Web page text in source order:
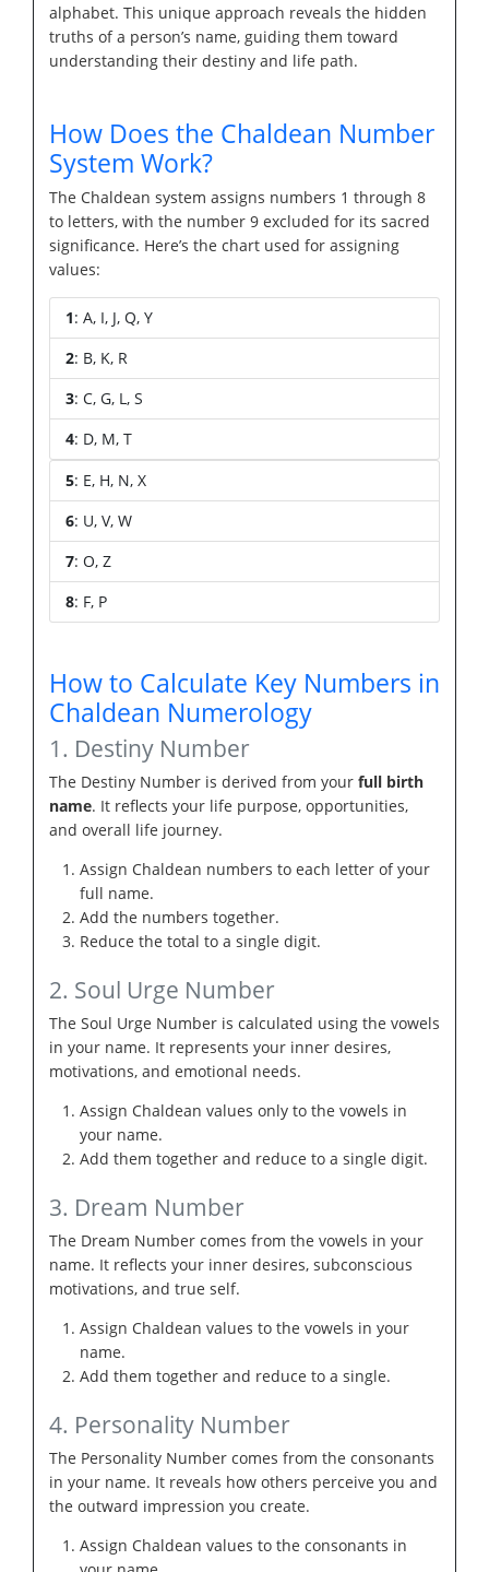
alphabet. This unique approach reveals the hidden
truths of a person’s name, guiding them toward
understanding their destiny and life path.
How Does the Chaldean Number
System Work?
The Chaldean system assigns numbers 1 through 8
to letters, with the number 9 excluded for its sacred
significance. Here’s the chart used for assigning
values:
1: A, I, J, Q, Y
2: B, K, R
3: C, G, L, S
4: D, M, T
5: E, H, N, X
6: U, V, W
7: O, Z
8: F, P
How to Calculate Key Numbers in
Chaldean Numerology
1. Destiny Number
The Destiny Number is derived from your full birth
name. It reflects your life purpose, opportunities,
and overall life journey.
Assign Chaldean numbers to each letter of your
full name.
Add the numbers together.
Reduce the total to a single digit.
2. Soul Urge Number
The Soul Urge Number is calculated using the vowels
in your name. It represents your inner desires,
motivations, and emotional needs.
Assign Chaldean values only to the vowels in
your name.
Add them together and reduce to a single digit.
3. Dream Number
The Dream Number comes from the vowels in your
name. It reflects your inner desires, subconscious
motivations, and true self.
Assign Chaldean values to the vowels in your
name.
Add them together and reduce to a single.
4. Personality Number
The Personality Number comes from the consonants
in your name. It reveals how others perceive you and
the outward impression you create.
Assign Chaldean values to the consonants in